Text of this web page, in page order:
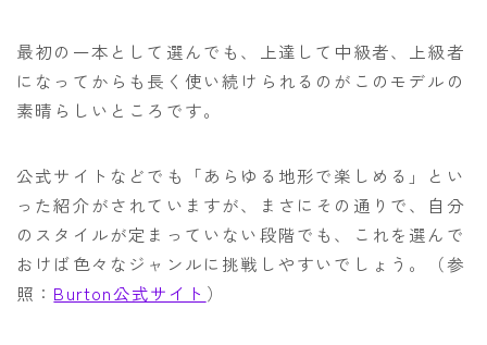
最初の一本として選んでも、上達して中級者、上級者
になってからも長く使い続けられるのがこのモデルの
素晴らしいところです。
公式サイトなどでも「あらゆる地形で楽しめる」とい
った紹介がされていますが、まさにその通りで、自分
のスタイルが定まっていない段階でも、これを選んで
おけば色々なジャンルに挑戦しやすいでしょう。（参
照： Burton公式サイト ）